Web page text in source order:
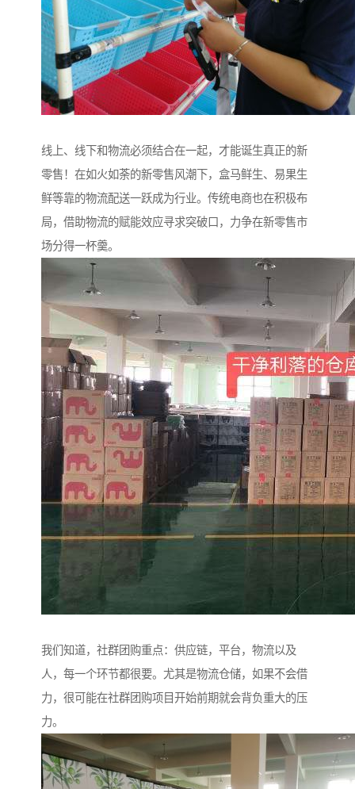
线上、线下和物流必须结合在一起，才能诞生真正的新
零售！在如火如荼的新零售风潮下，盒马鲜生、易果生
鲜等靠的物流配送一跃成为行业。传统电商也在积极布
局，借助物流的赋能效应寻求突破口，力争在新零售市
场分得一杯羹。
我们知道，社群团购重点：供应链，平台，物流以及
人，每一个环节都很要。尤其是物流仓储，如果不会借
力，很可能在社群团购项目开始前期就会背负重大的压
力。